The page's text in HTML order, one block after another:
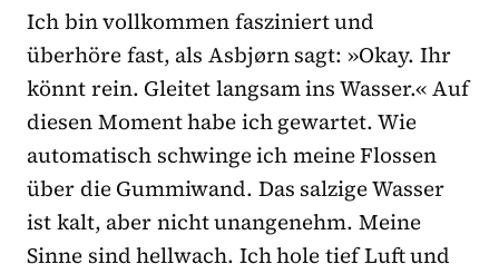
Ich bin vollkommen fasziniert und
überhöre fast, als Asbjørn sagt: »Okay. Ihr
könnt rein. Gleitet langsam ins Wasser.« Auf
diesen Moment habe ich gewartet. Wie
automatisch schwinge ich meine Flossen
über die Gummiwand. Das salzige Wasser
ist kalt, aber nicht unangenehm. Meine
Sinne sind hellwach. Ich hole tief Luft und